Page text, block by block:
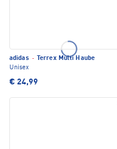
adidas ·
Terrex Multi Haube
Unisex
€ 24,99